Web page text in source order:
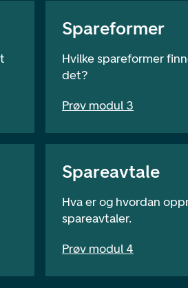
Spareformer
Hvilke spareformer
det?
Prøv modul 3
Spareavtale
Hva er og hvordan
spareavtaler.
Prøv modul 4